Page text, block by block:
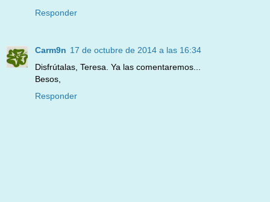
Responder
Carm9n 17 de octubre de 2014 a las 16:34
Disfrútalas, Teresa. Ya las comentaremos...
Besos,
Responder